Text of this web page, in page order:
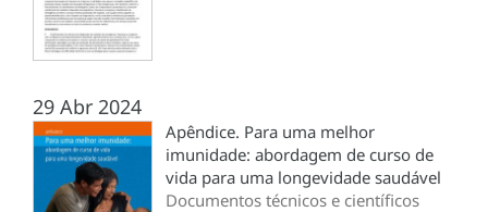
29 Abr 2024
Apêndice. Para uma melhor
imunidade: abordagem de curso de
vida para uma longevidade saudável
Documentos técnicos e científicos